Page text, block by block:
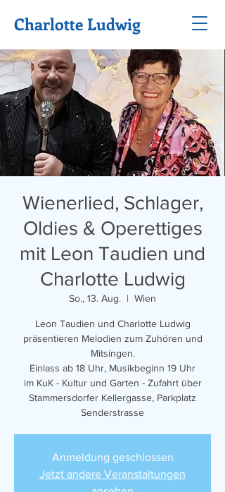
Charlotte Ludwig
Wienerlied, Schlager,
Oldies & Operettiges
mit Leon Taudien und
Charlotte Ludwig
So., 13. Aug.
  |
Wien
Leon Taudien und Charlotte Ludwig
präsentieren Melodien zum Zuhören und
Mitsingen.
Einlass ab 18 Uhr, Musikbeginn 19 Uhr
im KuK - Kultur und Garten - Zufahrt über
Stammersdorfer Kellergasse, Parkplatz
Anmeldung geschlossen
Jetzt andere Veranstaltungen